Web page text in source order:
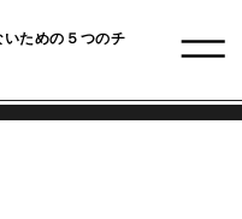
ための５つのチ